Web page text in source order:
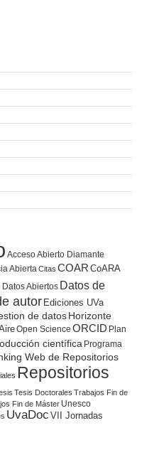
Acceso Abierto Diamante
Abierta Citas COAR CoARA
Datos Abiertos Datos de
autor Ediciones UVa
de datosHorizonte
Open Science ORCID Plan
científica Programa
Web de Repositorios
Repositorios
Tesis Doctorales Trabajos Fin de
Fin de Máster Unesco
UvaDoc VII Jornadas